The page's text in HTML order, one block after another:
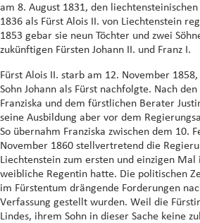
am 8. August 1831, den
1836 als Fürst Alois II. von Liechtenstein
1853 gebar sie neun Töchter und zwei
zukünftigen Fürsten Johann II. und Franz I.
Fürst Alois II. starb am 12. November
Sohn Johann als Fürst nachfolgte. Nach
Franziska und dem fürstlichen Berater
seine Ausbildung aber vor dem
So übernahm Franziska zwischen dem 10.
November 1860 stellvertretend die
Liechtenstein zum ersten und einzigen Mal
weibliche Regentin hatte. Die politischen
im Fürstentum drängende Forderungen
Verfassung gestellt wurden. Weil die
Lindes, ihrem Sohn in dieser Sache keine